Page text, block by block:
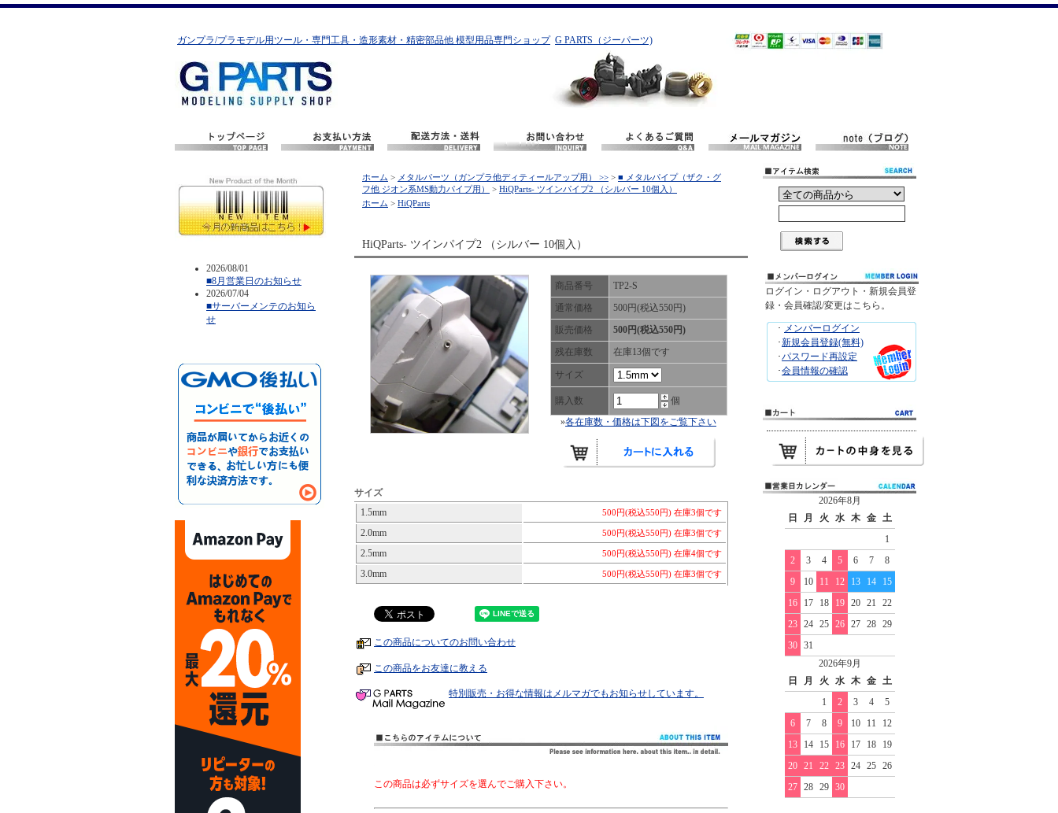
ガンプラ/プラモデル用ツール・専門工具・造形素材・精密部品他 模型用品専門ショップ G PARTS（ジーパーツ)
2026/08/01
■8月営業日のお知らせ
2026/07/04
■サーバーメンテのお知ら
せ
ホーム > メタルパーツ（ガンプラ他ディティールアップ用） >> > ■ メタルパイプ（ザク・グ
フ他 ジオン系MS動力パイプ用）
> HiQParts- ツインパイプ2 （シルバー 10個入）
ホーム > HiQParts
HiQParts- ツインパイプ2 （シルバー 10個入）
商品番号
TP2-S
通常価格
500円(税込550円)
販売価格
500円(税込550円)
残在庫数
在庫13個です
サイズ
購入数
個
»各在庫数・価格は下図をご覧下さい
サイズ
1.5mm
500円(税込550円) 在庫3個です
2.0mm 500円(税込550円) 在庫3個です
2.5mm 500円(税込550円) 在庫4個です
3.0mm 500円(税込550円) 在庫3個です
この商品についてのお問い合わせ
この商品をお友達に教える
特別販売・お得な情報はメルマガでもお知らせしています。
この商品は必ずサイズを選んでご購入下さい。
ログイン・ログアウト・新規会員登
録・会員確認/変更はこちら。
･ メンバーログイン
･新規会員登録(無料)
･パスワード再設定
･会員情報の確認
2026年8月
日
月 火 水 木 金
土
1
2
3 4 5 6 7
8
9
10 11 12 13 14
15
16
17 18 19 20 21
22
23
24 25 26 27 28
29
30
31
2026年9月
日
月 火 水 木 金
土
1
2 3 4
5
6
7 8 9 10 11
12
13
14 15 16 17 18
19
20
21 22 23 24 25
26
27
28 29 30